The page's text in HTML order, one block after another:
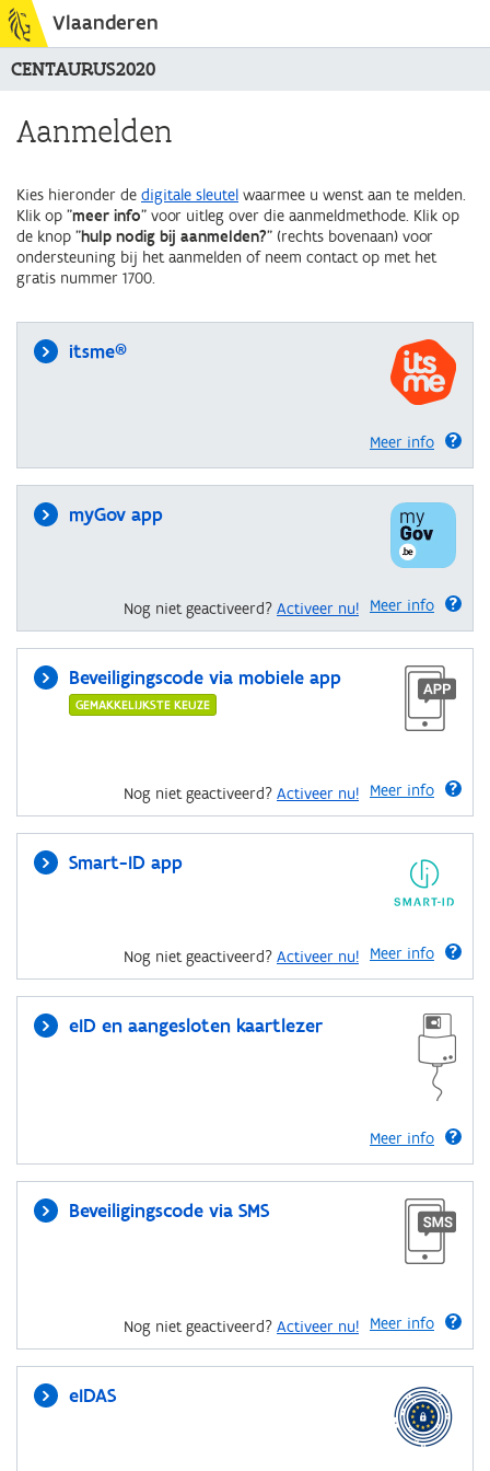
Vlaanderen
CENTAURUS2020
Aanmelden
Kies hieronder de digitale sleutel waarmee u wenst aan te melden.
Klik op "meer info" voor uitleg over die aanmeldmethode. Klik op
de knop "hulp nodig bij aanmelden?" (rechts bovenaan) voor
ondersteuning bij het aanmelden of neem contact op met het
gratis nummer 1700.
itsme®
Meer info
myGov app
Meer info
Nog niet geactiveerd? Activeer nu!
Beveiligingscode via mobiele app
GEMAKKELIJKSTE KEUZE
Meer info
Nog niet geactiveerd? Activeer nu!
Smart-ID app
Meer info
Nog niet geactiveerd? Activeer nu!
eID en aangesloten kaartlezer
Meer info
Beveiligingscode via SMS
Meer info
Nog niet geactiveerd? Activeer nu!
eIDAS